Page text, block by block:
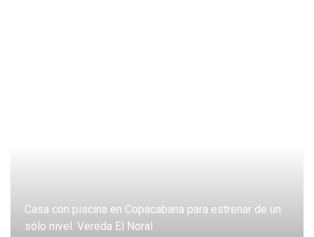
Casa con piscina en Copacabana para estrenar de un
sólo nivel. Vereda El Noral